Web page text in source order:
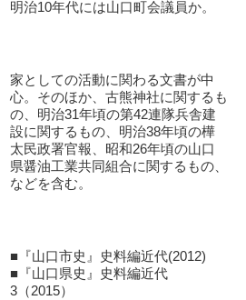
美祢市２)
書
文書
明治10年代には山口町会議員か。
家としての活動に関わる文書が中
心。そのほか、古熊神社に関するも
の、明治31年頃の第42連隊兵舎建
設に関するもの、明治38年頃の樺
太民政署官報、昭和26年頃の山口
県醤油工業共同組合に関するもの、
などを含む。
■『山口市史』史料編近代(2012)
■『山口県史』史料編近代
3（2015）